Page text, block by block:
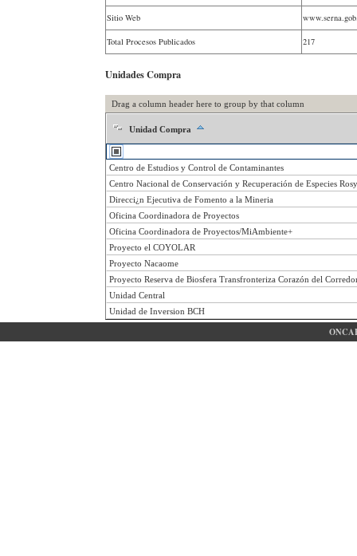
Sitio Web
Total Procesos Publicados 217
Unidades Compra
Drag a column header here to group by that column
Unidad Compra
Centro de Estudios y Control de Contaminantes
Centro Nacional de Conservación y Recuperación de Especies
Direcci¿n Ejecutiva de Fomento a la Mineria
Oficina Coordinadora de Proyectos
Oficina Coordinadora de Proyectos/MiAmbiente+
Proyecto el COYOLAR
Proyecto Nacaome
Proyecto Reserva de Biosfera Transfronteriza Corazón del
Unidad Central
Unidad de Inversion BCH